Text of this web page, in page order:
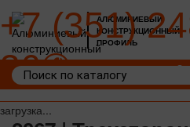
загрузка...
АЛЮМИНИЕВЫЙ
КОНСТРУКЦИОННЫЙ
ПРОФИЛЬ
+7 (351)
36